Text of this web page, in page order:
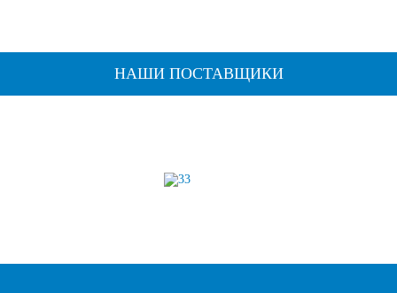
НАШИ ПОСТАВЩИКИ